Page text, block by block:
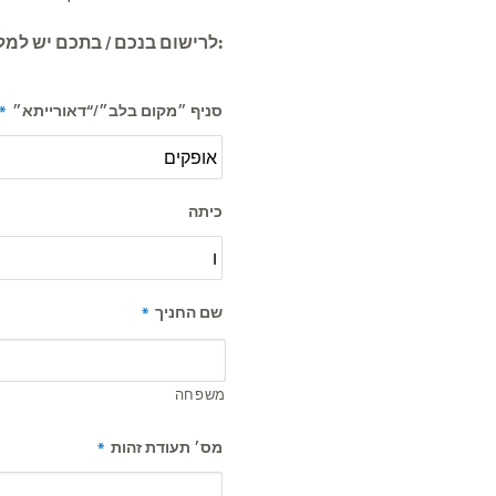
לרישום בנכם / בתכם יש למלא את הפרטים הבאים:
סניף ״מקום בלב״/“דאורייתא״ *
כיתה
שם החניך *
משפחה
מס׳ תעודת זהות *